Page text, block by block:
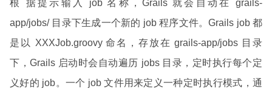
根 据提示输入 job 名称，Grails 就会自动在 grails-
app/jobs/ 目录下生成一个新的 job 程序文件。Grails job 都
是以 XXXJob.groovy 命名，存放在 grails-app/jobs 目录
下，Grails 启动时会自动遍历 jobs 目录，定时执行每个定
义好的 job。一个 job 文件用来定义一种定时执行模式，通